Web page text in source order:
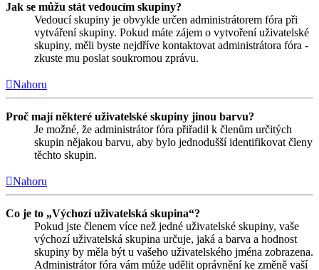
Jak se můžu stát vedoucím skupiny?
Vedoucí skupiny je obvykle určen administrátorem fóra při
vytváření skupiny. Pokud máte zájem o vytvoření uživatelské
skupiny, měli byste nejdříve kontaktovat administrátora fóra -
zkuste mu poslat soukromou zprávu.
Nahoru
Proč mají některé uživatelské skupiny jinou barvu?
Je možné, že administrátor fóra přiřadil k členům určitých
skupin nějakou barvu, aby bylo jednodušší identifikovat členy
těchto skupin.
Nahoru
Co je to „Výchozí uživatelská skupina“?
Pokud jste členem více než jedné uživatelské skupiny, vaše
výchozí uživatelská skupina určuje, jaká a barva a hodnost
skupiny by měla být u vašeho uživatelského jména zobrazena.
Administrátor fóra vám může udělit oprávnění ke změně vaší